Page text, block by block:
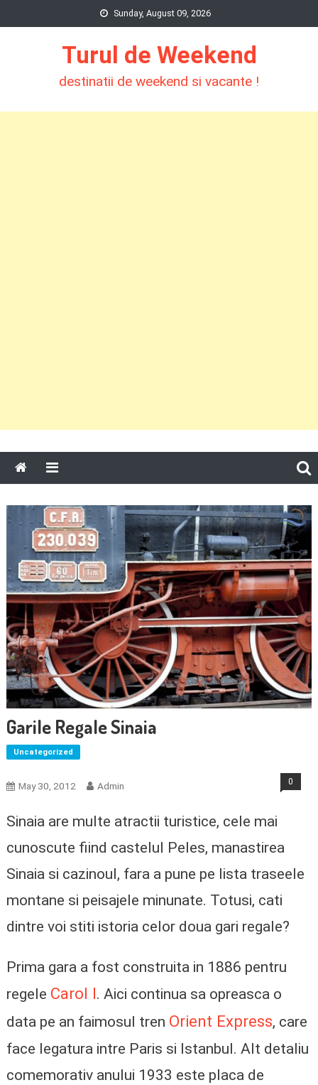
to
Sunday, August 09, 2026
Turul de Weekend
destinatii de weekend si vacante !
Garile Regale Sinaia
Uncategorized
May 30, 2012 Admin 0
Sinaia are multe atractii turistice, cele mai
cunoscute fiind castelul Peles, manastirea
Sinaia si cazinoul, fara a pune pe lista traseele
montane si peisajele minunate. Totusi, cati
dintre voi stiti istoria celor doua gari regale?
Prima gara a fost construita in 1886 pentru
regele Carol I. Aici continua sa opreasca o
data pe an faimosul tren Orient Express, care
face legatura intre Paris si Istanbul. Alt detaliu
comemorativ anului 1933 este placa de